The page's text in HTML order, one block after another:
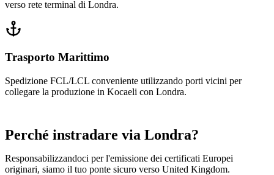
verso rete terminal di Londra.
Trasporto Marittimo
Spedizione FCL/LCL conveniente utilizzando porti vicini per
collegare la produzione in Kocaeli con Londra.
Perché instradare via Londra?
Responsabilizzandoci per l'emissione dei certificati Europei
originari, siamo il tuo ponte sicuro verso United Kingdom.